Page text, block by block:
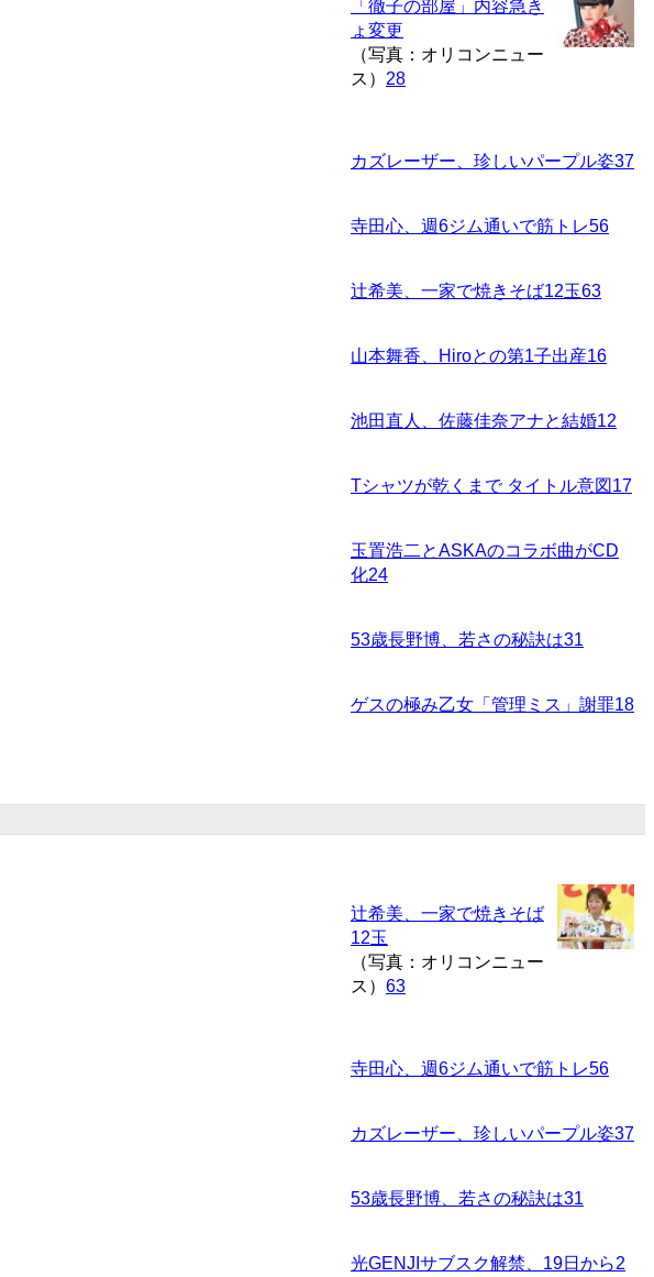
「徹子の部屋」内容急き
ょ変更
（写真：オリコンニュー
ス） 28
カズレーザー、珍しいパープル姿37
寺田心、週6ジム通いで筋トレ56
辻希美、一家で焼きそば12玉63
山本舞香、Hiroとの第1子出産16
池田直人、佐藤佳奈アナと結婚12
Tシャツが乾くまで タイトル意図 17
玉置浩二とASKAのコラボ曲がCD
化24
53歳長野博、若さの秘訣は31
ゲスの極み乙女「管理ミス」謝罪18
辻希美、一家で焼きそば
12玉
（写真：オリコンニュー
ス） 63
寺田心、週6ジム通いで筋トレ56
カズレーザー、珍しいパープル姿37
53歳長野博、若さの秘訣は31
光GENJIサブスク解禁、19日から2